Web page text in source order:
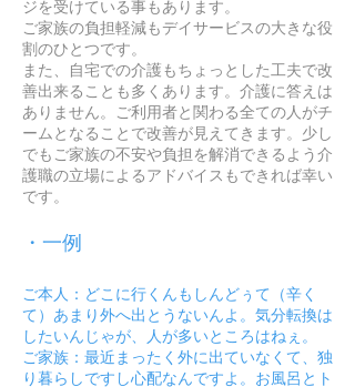
ジを受けている事もあります。
ご家族の負担軽減もデイサービスの大きな役
割のひとつです。
また、自宅での介護もちょっとした工夫で改
善出来ることも多くあります。介護に答えは
ありません。ご利用者と関わる全ての人がチ
ームとなることで改善が見えてきます。少し
でもご家族の不安や負担を解消できるよう介
護職の立場によるアドバイスもできれば幸い
です。
・一例
ご本人：どこに行くんもしんどぅて（辛く
て）あまり外へ出とうないんよ。気分転換は
したいんじゃが、人が多いところはねぇ。
ご家族：最近まったく外に出ていなくて、独
り暮らしですし心配なんですよ。お風呂とト